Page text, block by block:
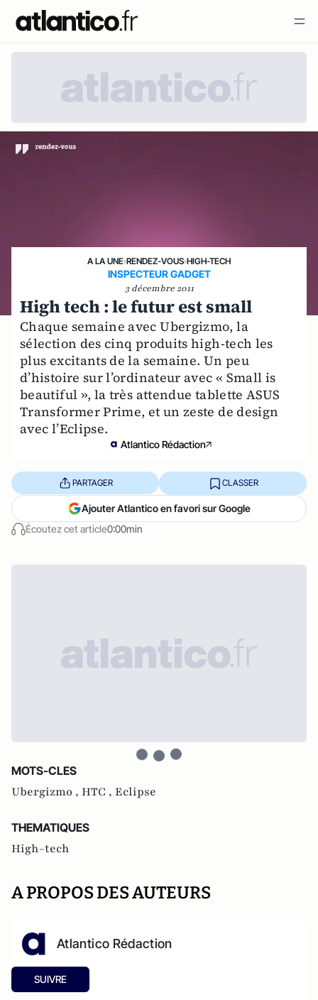
A LA UNE›RENDEZ-VOUS›HIGH-TECH
INSPECTEUR GADGET
3 décembre 2011
High tech : le futur est small
Chaque semaine avec Ubergizmo, la
sélection des cinq produits high-tech les
plus excitants de la semaine. Un peu
d’histoire sur l’ordinateur avec « Small is
beautiful », la très attendue tablette ASUS
Transformer Prime, et un zeste de design
avec l’Eclipse.
Atlantico Rédaction
Écoutez cet article0:00min
PARTAGER CLASSER
Ajouter Atlantico en favori sur Google
MOTS-CLES
Ubergizmo , HTC , Eclipse
THEMATIQUES
High-tech
A PROPOS DES AUTEURS
Atlantico Rédaction
SUIVRE